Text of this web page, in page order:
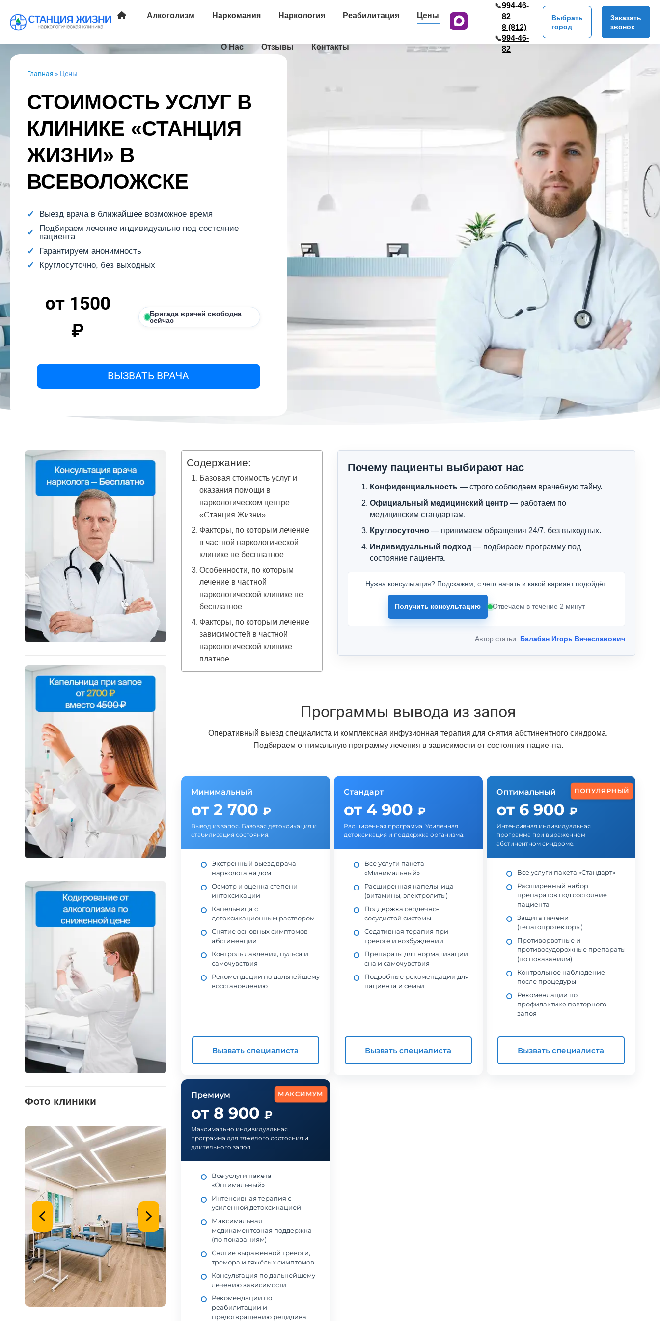
Алкоголизм Наркомания Наркология Реабилитация Цены
О Нас Отзывы Контакты
📞994-46-
82
📞
8 (812)
994-46-
82
Выбрать
город
Заказать
звонок
Главная » Цены
СТОИМОСТЬ УСЛУГ В
КЛИНИКЕ «СТАНЦИЯ
ЖИЗНИ» В
ВСЕВОЛОЖСКЕ
Выезд врача в ближайшее возможное время
Подбираем лечение индивидуально под состояние
пациента
Гарантируем анонимность
Круглосуточно, без выходных
от 1500
₽
Бригада врачей свободна
сейчас
ВЫЗВАТЬ ВРАЧА
Фото клиники
Содержание:
Базовая стоимость услуг и
оказания помощи в
наркологическом центре
«Станция Жизни»
Факторы, по которым лечение
в частной наркологической
клинике не бесплатное
Особенности, по которым
лечение в частной
наркологической клинике не
бесплатное
Факторы, по которым лечение
зависимостей в частной
наркологической клинике
платное
Почему пациенты выбирают нас
Конфиденциальность— строго соблюдаем врачебную тайну.
Официальный медицинский центр — работаем по
медицинским стандартам.
Круглосуточно— принимаем обращения 24/7, без выходных.
Индивидуальный подход— подбираем программу под
состояние пациента.
Нужна консультация? Подскажем, с чего начать и какой вариант подойдёт.
Получить консультацию Отвечаем в течение 2 минут
Автор статьи: Балабан Игорь Вячеславович
Программы вывода из запоя
Оперативный выезд специалиста и комплексная инфузионная терапия для снятия абстинентного синдрома.
Подбираем оптимальную программу лечения в зависимости от состояния пациента.
Минимальный
от 2 700 ₽
Вывод из запоя. Базовая детоксикация и
стабилизация состояния.
Экстренный выезд врача-
нарколога на дом
Осмотр и оценка степени
интоксикации
Капельница с
детоксикационным раствором
Снятие основных симптомов
абстиненции
Контроль давления, пульса и
самочувствия
Рекомендации по дальнейшему
восстановлению
Вызвать специалиста
Стандарт
от 4 900 ₽
Расширенная программа. Усиленная
детоксикация и поддержка организма.
Все услуги пакета
«Минимальный»
Расширенная капельница
(витамины, электролиты)
Поддержка сердечно-
сосудистой системы
Седативная терапия при
тревоге и возбуждении
Препараты для нормализации
сна и самочувствия
Подробные рекомендации для
пациента и семьи
Вызвать специалиста
ПОПУЛЯРНЫЙ
Оптимальный
от 6 900 ₽
Интенсивная индивидуальная
программа при выраженном
абстинентном синдроме.
Все услуги пакета «Стандарт»
Расширенный набор
препаратов под состояние
пациента
Защита печени
(гепатопротекторы)
Противорвотные и
противосудорожные препараты
(по показаниям)
Контрольное наблюдение
после процедуры
Рекомендации по
профилактике повторного
запоя
Вызвать специалиста
МАКСИМУМ
Премиум
от 8 900 ₽
Максимально индивидуальная
программа для тяжёлого состояния и
длительного запоя.
Все услуги пакета
«Оптимальный»
Интенсивная терапия с
усиленной детоксикацией
Максимальная
медикаментозная поддержка
(по показаниям)
Снятие выраженной тревоги,
тремора и тяжёлых симптомов
Консультация по дальнейшему
лечению зависимости
Рекомендации по
реабилитации и
предотвращению рецидива